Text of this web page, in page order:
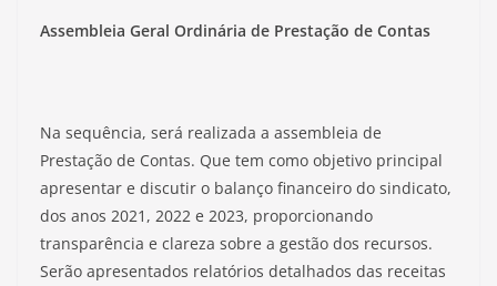
Assembleia Geral Ordinária de Prestação de Contas
Na sequência, será realizada a assembleia de
Prestação de Contas. Que tem como objetivo principal
apresentar e discutir o balanço financeiro do sindicato,
dos anos 2021, 2022 e 2023, proporcionando
transparência e clareza sobre a gestão dos recursos.
Serão apresentados relatórios detalhados das receitas